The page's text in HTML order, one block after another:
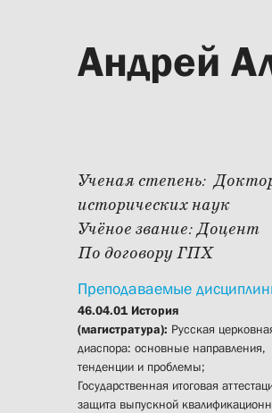
Андрей
Ученая степень:
исторических наук
Учёное звание:Доцент
По договору ГПХ
Преподаваемые
46.04.01 История
(магистратура): Русская
диаспора: основные направления,
тенденции и проблемы;
Государственная итоговая
защита выпускной